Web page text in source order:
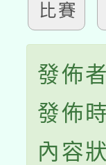
比賽
發佈
發佈
內容